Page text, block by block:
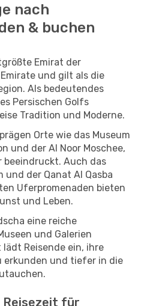
nach
& buchen
Emirat der
und gilt als die
Als bedeutendes
Persischen Golfs
Tradition und Moderne.
Orte wie das Museum
und der Al Noor Moschee,
Auch das
und der Qanat Al Qasba
Uferpromenaden bieten
und Leben.
eine reiche
und Galerien
Reisende ein, ihre
erkunden und tiefer in die
Reisezeit für